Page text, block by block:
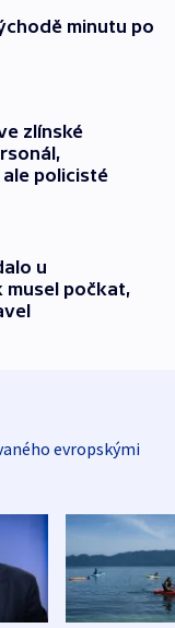
minutu po
zlínské
policisté
u
musel počkat,
evropskými